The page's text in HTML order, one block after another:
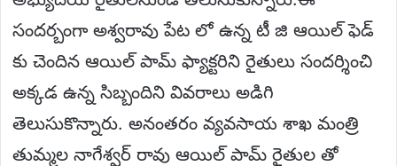
సందర్బంగా అశ్వరావు పేట లో ఉన్న టీ జి ఆయిల్ ఫెడ్
కు చెందిన ఆయిల్ పామ్ ఫ్యాక్టరిని రైతులు సందర్శించి
అక్కడ ఉన్న సిబ్బందిని వివరాలు అడిగి
తెలుసుకొన్నారు. అనంతరం వ్యవసాయ శాఖ మంత్రి
తుమ్మల నాగేశ్వర్ రావు ఆయిల్ పామ్ రైతుల తో